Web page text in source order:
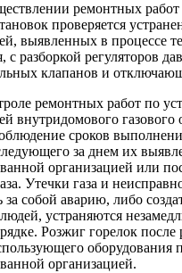
ремонтных
проверяется
выявленных в процессе
с разборкой регуляторов
клапанов и
ремонтных работ по
внутридомового газового
сроков
за днем их
организацией или
Утечки газа и
за собой аварию, либо
устраняются
Розжиг горелок после
оборудования
организацией.